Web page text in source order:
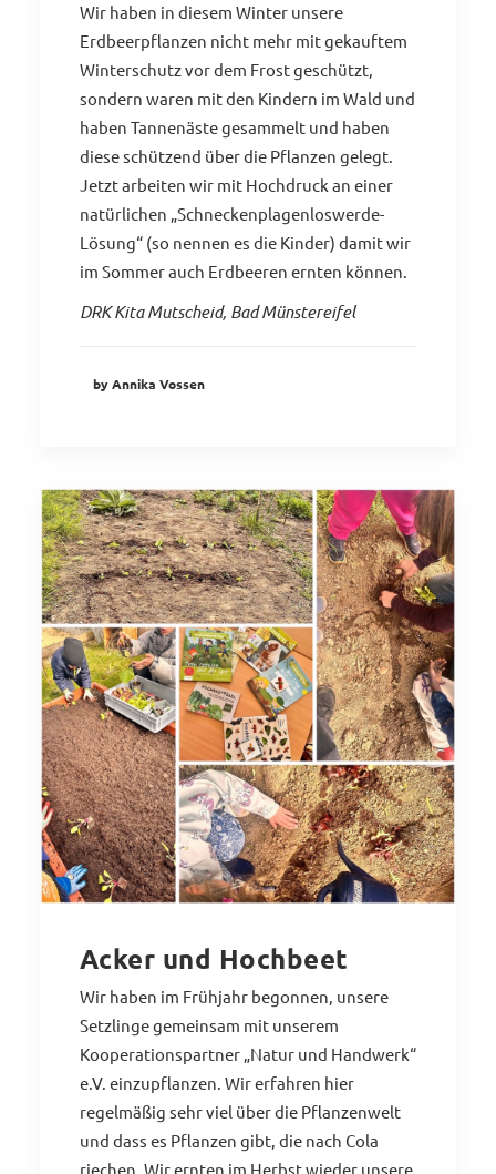
Wir haben in diesem Winter unsere
Erdbeerpflanzen nicht mehr mit gekauftem
Winterschutz vor dem Frost geschützt,
sondern waren mit den Kindern im Wald und
haben Tannenäste gesammelt und haben
diese schützend über die Pflanzen gelegt.
Jetzt arbeiten wir mit Hochdruck an einer
natürlichen „Schneckenplagenloswerde-
Lösung“ (so nennen es die Kinder) damit wir
im Sommer auch Erdbeeren ernten können.
DRK Kita Mutscheid, Bad Münstereifel
by Annika Vossen
Acker und Hochbeet
Wir haben im Frühjahr begonnen, unsere
Setzlinge gemeinsam mit unserem
Kooperationspartner „Natur und Handwerk“
e.V. einzupflanzen. Wir erfahren hier
regelmäßig sehr viel über die Pflanzenwelt
und dass es Pflanzen gibt, die nach Cola
riechen. Wir ernten im Herbst wieder unsere